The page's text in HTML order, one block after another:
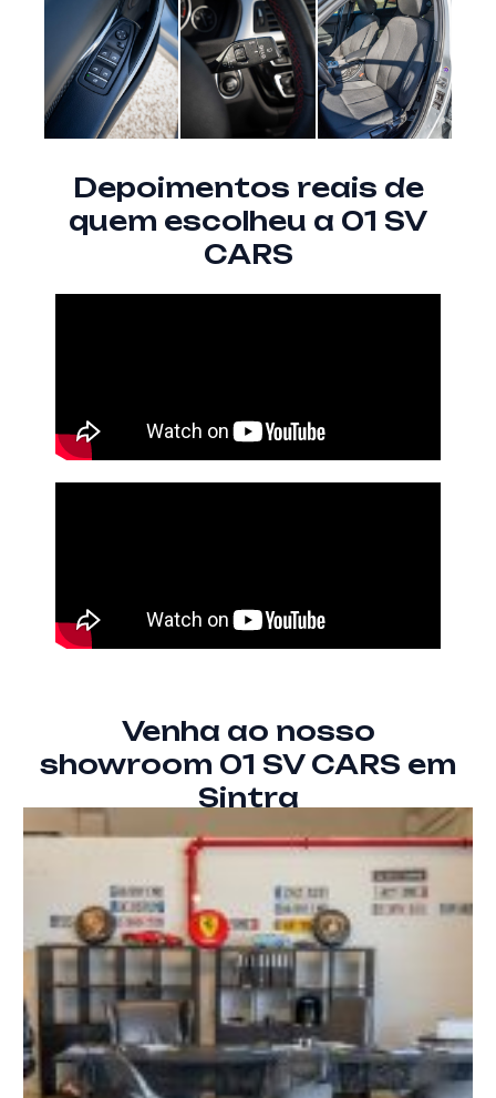
Depoimentos reais de
quem escolheu a 01 SV
CARS
Venha ao nosso
showroom 01 SV CARS em
Sintra​